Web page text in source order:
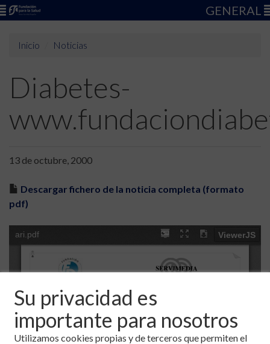
Su privacidad es
importante para nosotros
Utilizamos cookies propias y de terceros que permiten el
GENERAL
Inicio Noticias
Diabetes-
13 de octubre, 2000
Descargar fichero de la noticia completa (formato
pdf)